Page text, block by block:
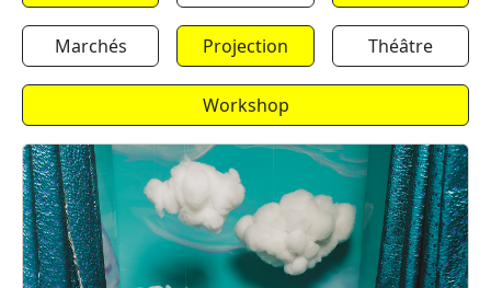
Marchés Projection Théâtre
Workshop